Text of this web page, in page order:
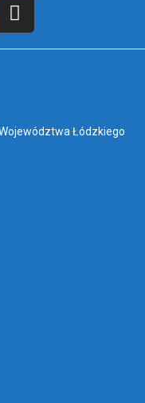
Łódzkiego